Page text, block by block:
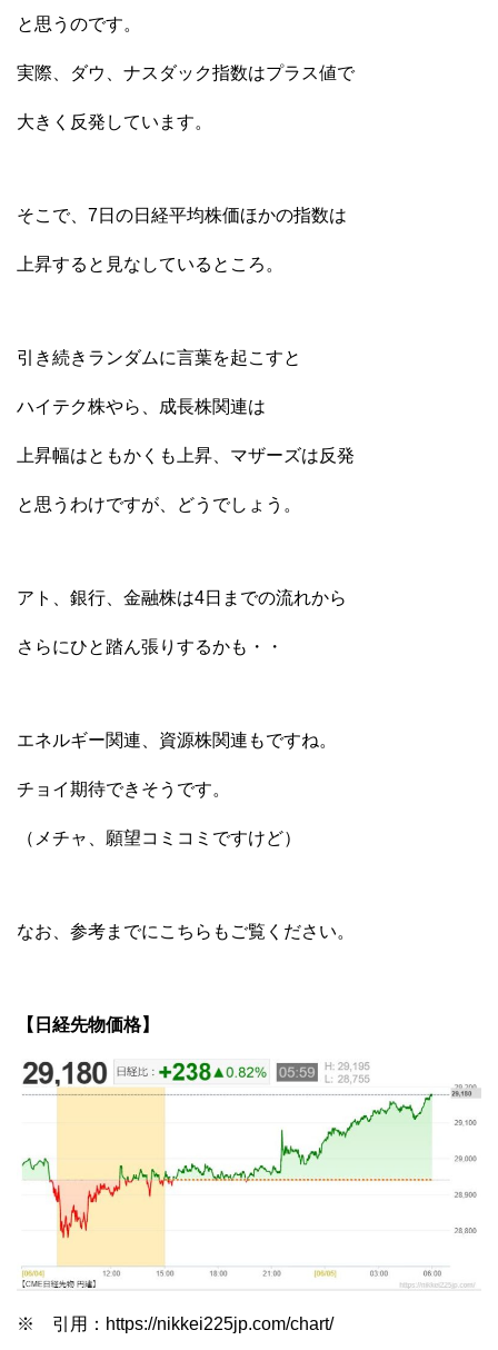
と思うのです。
実際、ダウ、ナスダック指数はプラス値で
大きく反発しています。
そこで、7日の日経平均株価ほかの指数は
上昇すると見なしているところ。
引き続きランダムに言葉を起こすと
ハイテク株やら、成長株関連は
上昇幅はともかくも上昇、マザーズは反発
と思うわけですが、どうでしょう。
アト、銀行、金融株は4日までの流れから
さらにひと踏ん張りするかも・・
エネルギー関連、資源株関連もですね。
チョイ期待できそうです。
（メチャ、願望コミコミですけど）
なお、参考までにこちらもご覧ください。
【日経先物価格】
※ 引用：https://nikkei225jp.com/chart/